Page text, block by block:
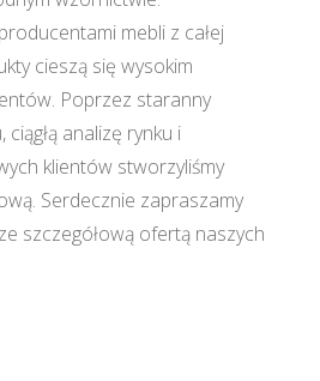
mebli z całej
cieszą się wysokim
Poprzez staranny
analizę rynku i
klientów stworzyliśmy
Serdecznie zapraszamy
szczegółową ofertą naszych